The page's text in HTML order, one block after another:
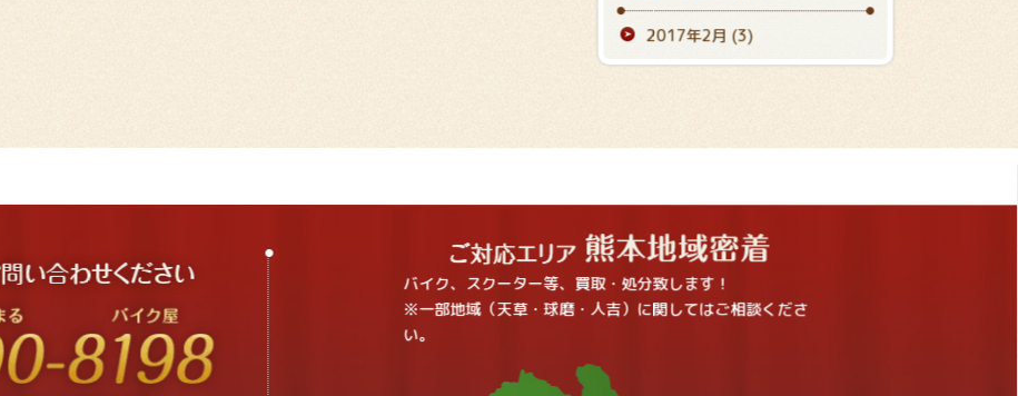
2017年2月 (3)
バイク、スクーター等、買取・処分致します！
※一部地域（天草・球磨・人吉）に関してはご相談くださ
い。